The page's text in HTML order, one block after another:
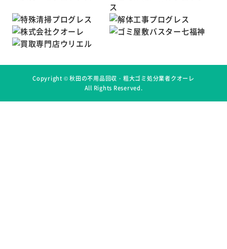
Copyright ©秋田の不用品回収・粗大ゴミ処分業者クオーレ
All Rights Reserved.